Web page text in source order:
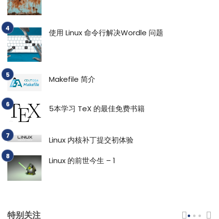
使用 Linux 命令行解决Wordle 问题
Makefile 简介
5本学习 TeX 的最佳免费书籍
Linux 内核补丁提交初体验
Linux 的前世今生 – 1
特别关注